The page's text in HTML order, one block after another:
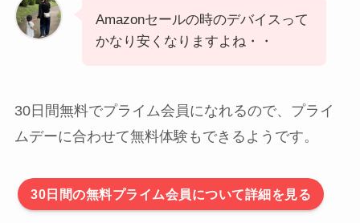
Amazonセールの時のデバイスって
かなり安くなりますよね・・
30日間無料でプライム会員になれるので、プライ
ムデーに合わせて無料体験もできるようです。
30日間の無料プライム会員について詳細を見る